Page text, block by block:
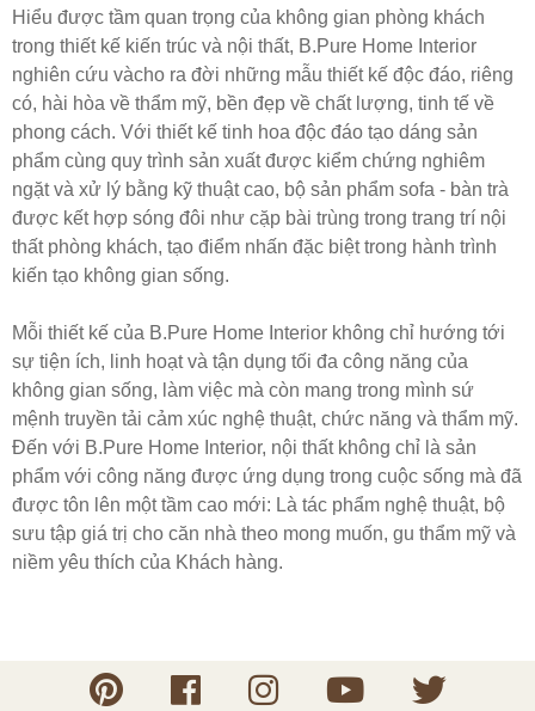
Hiểu được tầm quan trọng của không gian phòng khách
trong thiết kế kiến trúc và nội thất, B.Pure Home Interior
nghiên cứu vàcho ra đời những mẫu thiết kế độc đáo, riêng
có, hài hòa về thẩm mỹ, bền đẹp về chất lượng, tinh tế về
phong cách. Với thiết kế tinh hoa độc đáo tạo dáng sản
phẩm cùng quy trình sản xuất được kiểm chứng nghiêm
ngặt và xử lý bằng kỹ thuật cao, bộ sản phẩm sofa - bàn trà
được kết hợp sóng đôi như cặp bài trùng trong trang trí nội
thất phòng khách, tạo điểm nhấn đặc biệt trong hành trình
kiến tạo không gian sống.
Mỗi thiết kế của B.Pure Home Interior không chỉ hướng tới
sự tiện ích, linh hoạt và tận dụng tối đa công năng của
không gian sống, làm việc mà còn mang trong mình sứ
mệnh truyền tải cảm xúc nghệ thuật, chức năng và thẩm mỹ.
Đến với B.Pure Home Interior, nội thất không chỉ là sản
phẩm với công năng được ứng dụng trong cuộc sống mà đã
được tôn lên một tầm cao mới: Là tác phẩm nghệ thuật, bộ
sưu tập giá trị cho căn nhà theo mong muốn, gu thẩm mỹ và
niềm yêu thích của Khách hàng.